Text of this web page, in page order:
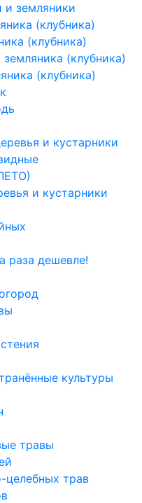
и земляники
(клубника)
(клубника)
земляника (клубника)
(клубника)
и кустарники
и кустарники
раза дешевле!
культуры
травы
целебных трав